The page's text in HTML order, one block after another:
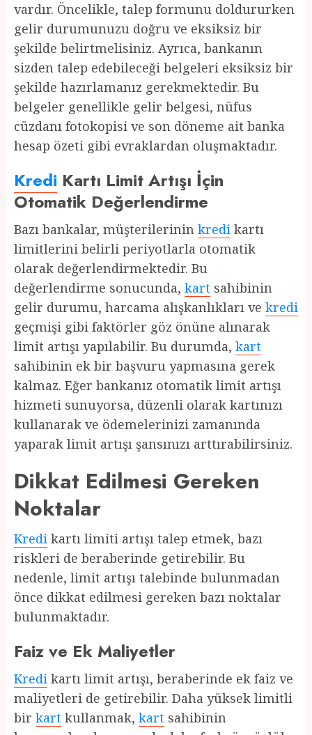
vardır. Öncelikle, talep formunu doldururken
gelir durumunuzu doğru ve eksiksiz bir
şekilde belirtmelisiniz. Ayrıca, bankanın
sizden talep edebileceği belgeleri eksiksiz bir
şekilde hazırlamanız gerekmektedir. Bu
belgeler genellikle gelir belgesi, nüfus
cüzdanı fotokopisi ve son döneme ait banka
hesap özeti gibi evraklardan oluşmaktadır.
Kredi Kartı Limit Artışı İçin
Otomatik Değerlendirme
Bazı bankalar, müşterilerinin kredi kartı
limitlerini belirli periyotlarla otomatik
olarak değerlendirmektedir. Bu
değerlendirme sonucunda, kart sahibinin
gelir durumu, harcama alışkanlıkları ve kredi
geçmişi gibi faktörler göz önüne alınarak
limit artışı yapılabilir. Bu durumda, kart
sahibinin ek bir başvuru yapmasına gerek
kalmaz. Eğer bankanız otomatik limit artışı
hizmeti sunuyorsa, düzenli olarak kartınızı
kullanarak ve ödemelerinizi zamanında
yaparak limit artışı şansınızı arttırabilirsiniz.
Dikkat Edilmesi Gereken
Noktalar
Kredi kartı limiti artışı talep etmek, bazı
riskleri de beraberinde getirebilir. Bu
nedenle, limit artışı talebinde bulunmadan
önce dikkat edilmesi gereken bazı noktalar
bulunmaktadır.
Faiz ve Ek Maliyetler
Kredi kartı limit artışı, beraberinde ek faiz ve
maliyetleri de getirebilir. Daha yüksek limitli
bir kart kullanmak, kart sahibinin